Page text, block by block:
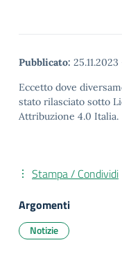
Pubblicato: 25.11.2023
Eccetto dove
stato rilasciato sotto
Attribuzione 4.0 Italia.
Stampa / Condividi
Argomenti
Notizie